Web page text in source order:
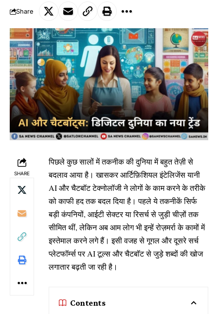
Share
SHARE
पिछले कुछ सालों में तकनीक की दुनिया में बहुत तेज़ी से
बदलाव आया है। खासकर आर्टिफ़िशियल इंटेलिजेंस यानी
AI और चैटबॉट टेक्नोलॉजी ने लोगों के काम करने के तरीके
को काफी हद तक बदल दिया है। पहले ये तकनीकें सिर्फ
बड़ी कंपनियों, आईटी सेक्टर या रिसर्च से जुड़ी चीज़ों तक
सीमित थीं, लेकिन अब आम लोग भी इन्हें रोज़मर्रा के कामों में
इस्तेमाल करने लगे हैं। इसी वजह से गूगल और दूसरे सर्च
प्लेटफॉर्म्स पर AI टूल्स और चैटबॉट से जुड़े शब्दों की खोज
लगातार बढ़ती जा रही है।
Contents